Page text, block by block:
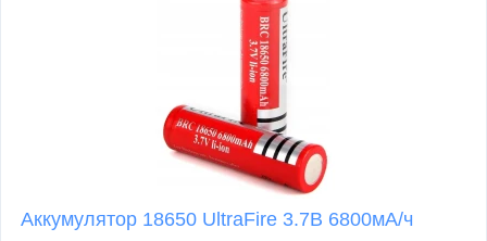
Аккумулятор 18650 UltraFire 3.7В 6800мА/ч